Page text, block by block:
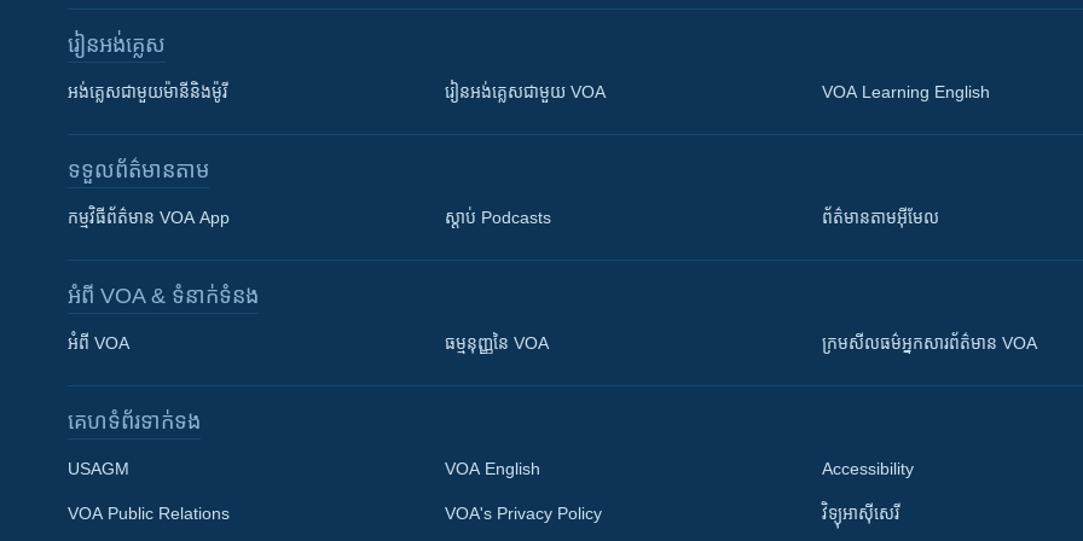
រៀន​​អង់គ្លេស
អង់គ្លេស​ជាមួយ​ម៉ានី​និង​ម៉ូរី រៀន​​​​​​អង់គ្លេស​​ជាមួយ VOA VOA Learning English
ទទួល​ព័ត៌មាន​តាម
កម្មវិធី​ព័ត៌មាន VOA App ស្តាប់ Podcasts ព័ត៌មាន​តាម​អ៊ីមែល
អំពី​ VOA & ទំនាក់ទំនង
អំពី​ VOA ធម្មនុញ្ញ​នៃ VOA ក្រម​​​សីលធម៌​​​អ្នក​​​សារព័ត៌មាន VOA
គេហទំព័រ​​ទាក់ទង
USAGM
VOA Public Relations
VOA English
VOA's Privacy Policy
Accessibility
វិទ្យុ​អាស៊ី​សេរី